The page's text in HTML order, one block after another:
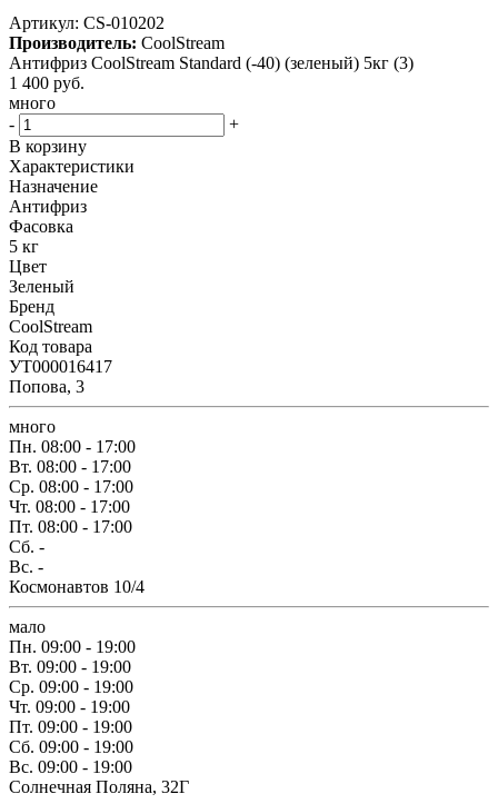
Артикул: CS-010202
Производитель: CoolStream
Антифриз CoolStream Standard (-40) (зеленый) 5кг (3)
1 400 руб.
много
-
+
В корзину
Характеристики
Назначение
Антифриз
Фасовка
5 кг
Цвет
Зеленый
Бренд
CoolStream
Код товара
УТ000016417
Попова, 3
много
Пн. 08:00 - 17:00
Вт. 08:00 - 17:00
Ср. 08:00 - 17:00
Чт. 08:00 - 17:00
Пт. 08:00 - 17:00
Сб. -
Вс. -
Космонавтов 10/4
мало
Пн. 09:00 - 19:00
Вт. 09:00 - 19:00
Ср. 09:00 - 19:00
Чт. 09:00 - 19:00
Пт. 09:00 - 19:00
Сб. 09:00 - 19:00
Вс. 09:00 - 19:00
Солнечная Поляна, 32Г